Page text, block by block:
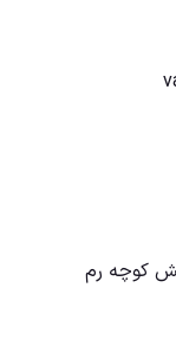
کوچه رم